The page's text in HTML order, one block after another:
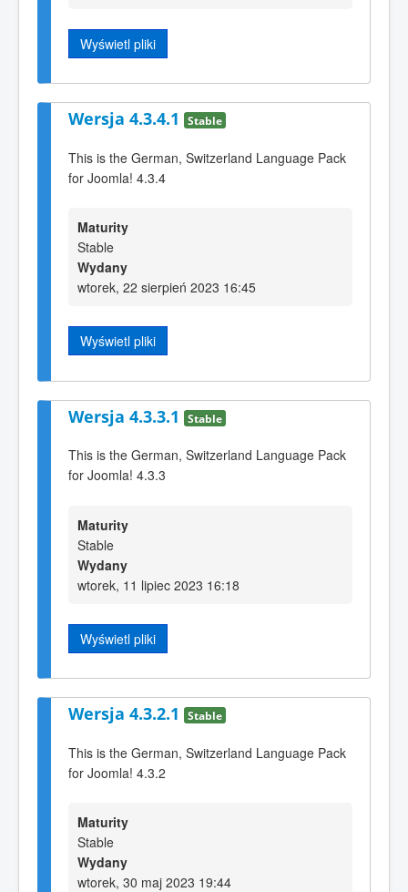
Wyświetl pliki
Wersja 4.3.4.1 Stable
This is the German, Switzerland Language Pack
for Joomla! 4.3.4
Maturity
Stable
Wydany
wtorek, 22 sierpień 2023 16:45
Wyświetl pliki
Wersja 4.3.3.1 Stable
This is the German, Switzerland Language Pack
for Joomla! 4.3.3
Maturity
Stable
Wydany
wtorek, 11 lipiec 2023 16:18
Wyświetl pliki
Wersja 4.3.2.1 Stable
This is the German, Switzerland Language Pack
for Joomla! 4.3.2
Maturity
Stable
Wydany
wtorek, 30 maj 2023 19:44